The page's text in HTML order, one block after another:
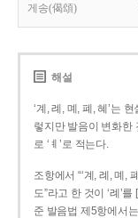
게송(偈頌)
해설
‘계, 례, 몌, 폐, 혜’는
렇지만 발음이 변화한
로 ‘ㅖ’로 적는다.
조항에서 “‘계, 례, 몌,
도”라고 한 것이 ‘례’
준 발음법 제5항에서